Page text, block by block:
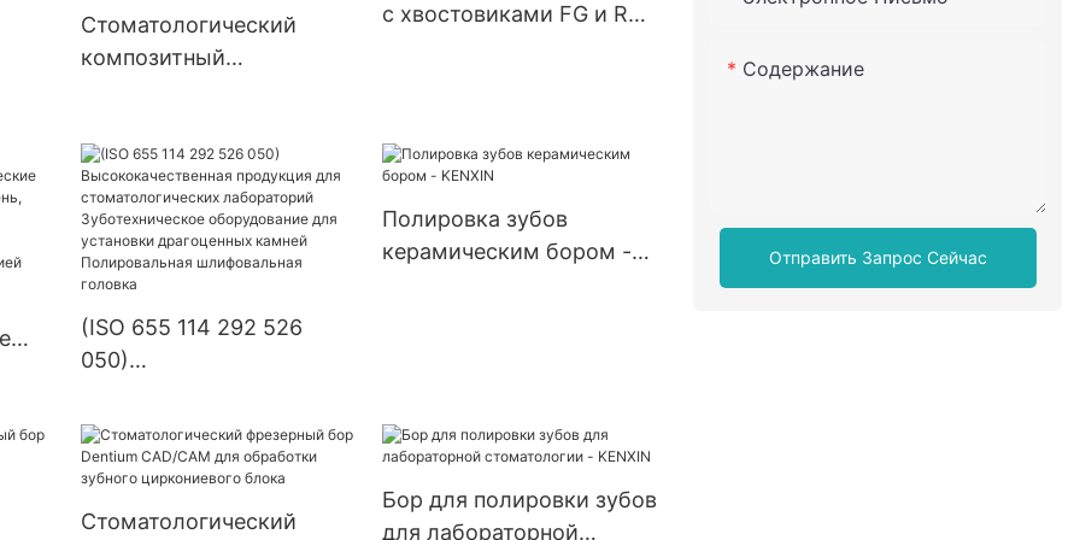
Стоматологический
композитный
стоматологический
фарфоровый
полировщик зубов,
высокоскоростные
инструменты для
восстановления полости
рта
с хвостовиками FG и RA
наполнителей и
полировки.
(ISO 655 114 292 526
050)
продукция для
стоматологических
лабораторий
Зуботехническое
Полировка зубов
керамическим бором -
Стоматологический
Бор для полировки зубов
для лабораторной
Содержание
Отправить Запрос Сейчас